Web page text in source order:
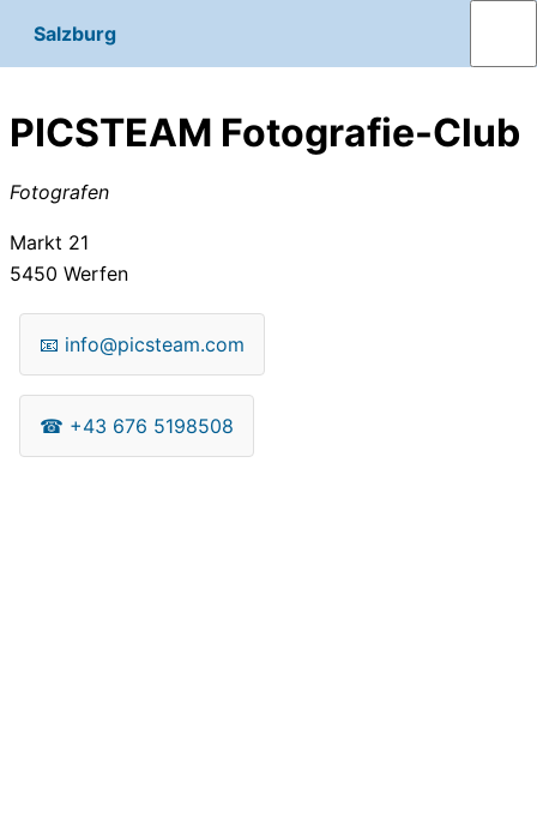
Salzburg
PICSTEAM Fotografie-Club
Fotografen
Markt 21
5450 Werfen
📧 info@picsteam.com
☎ +43 676 5198508